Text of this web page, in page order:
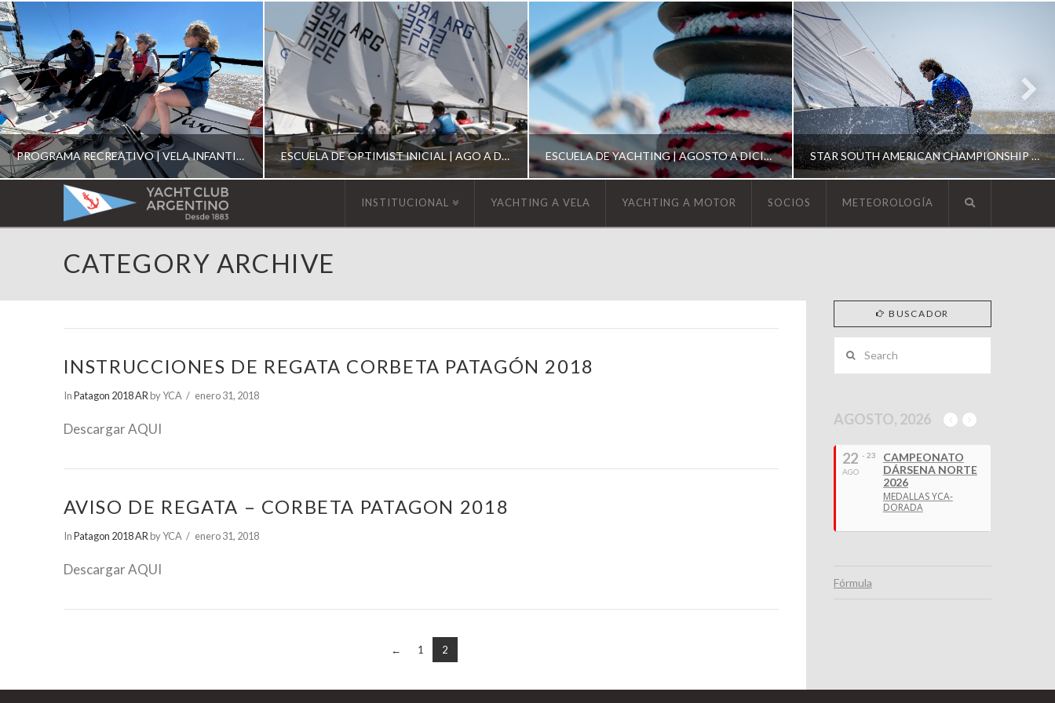
PROGRAMA RECREATIVO | VELA INFANTIL, JUVENIL Y DE CRUCERO 2026
ESCUELA RECREATIVA 2026
ESCUELA DE OPTIMIST INICIAL | AGO A DIC 2026 ESCUELA DE YACHTING | AGOSTO A DICIEMBRE 2026 STAR SOUTH AMERICAN CHAMPIONSHIP 2026
YACHT
CLUB
ARGENTINO
INSTITUCIONAL YACHTING A VELA YACHTING A MOTOR SOCIOS METEOROLOGÍA
CATEGORY ARCHIVE
INSTRUCCIONES DE REGATA CORBETA PATAGÓN 2018
InPatagon 2018 AR by YCA enero 31, 2018
Descargar AQUI
AVISO DE REGATA – CORBETA PATAGON 2018
InPatagon 2018 AR by YCA enero 31, 2018
Descargar AQUI
← 1 2
BUSCADOR
AGOSTO, 2026
22
AGO
- 23
CAMPEONATO
DÁRSENA NORTE
2026
MEDALLAS YCA-
DORADA
Fórmula